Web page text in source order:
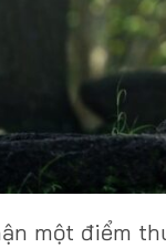
một điểm